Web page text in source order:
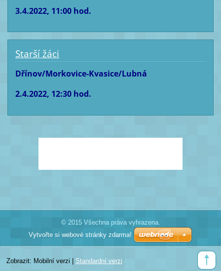
3.4.2022, 11:00 hod.
Starší žáci
Dřínov/Morkovice-Kvasice/Lubná
2.4.2022, 12:30 hod.
© 2015 Všechna práva vyhrazena.
Vytvořte si webové stránky zdarma!
Zobrazit: Mobilní verzi | Standardní verzi